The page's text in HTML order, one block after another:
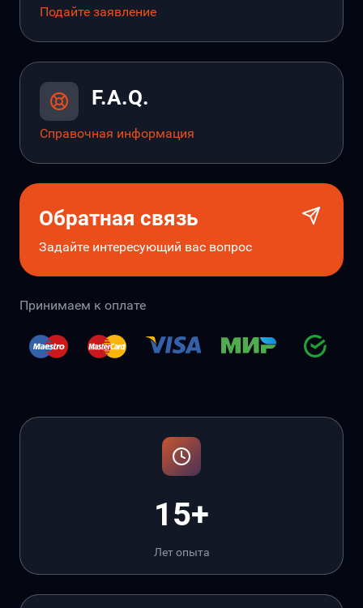
Подайте заявление
F.A.Q.
Справочная информация
Обратная связь
Задайте интересующий вас вопрос
Принимаем к оплате
15+
Лет опыта